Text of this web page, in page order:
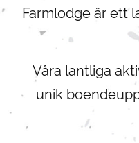
Farmlodge är ett
Våra lantliga
unik